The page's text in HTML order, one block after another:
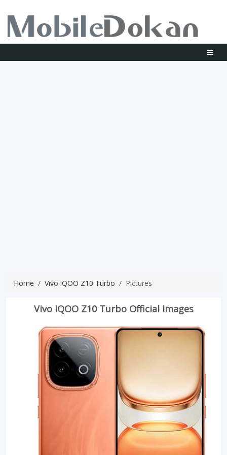
Home Vivo iQOO Z10 Turbo Pictures
Vivo iQOO Z10 Turbo Official Images